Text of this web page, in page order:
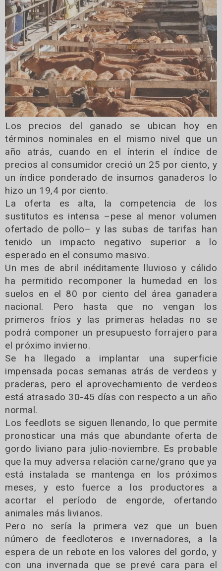
Los precios del ganado se ubican hoy en
términos nominales en el mismo nivel que un
año atrás, cuando en el ínterin el índice de
precios al consumidor creció un 25 por ciento, y
un índice ponderado de insumos ganaderos lo
hizo un 19,4 por ciento.
La oferta es alta, la competencia de los
sustitutos es intensa –pese al menor volumen
ofertado de pollo– y las subas de tarifas han
tenido un impacto negativo superior a lo
esperado en el consumo masivo.
Un mes de abril inéditamente lluvioso y cálido
ha permitido recomponer la humedad en los
suelos en el 80 por ciento del área ganadera
nacional. Pero hasta que no vengan los
primeros fríos y las primeras heladas no se
podrá componer un presupuesto forrajero para
el próximo invierno.
Se ha llegado a implantar una superficie
impensada pocas semanas atrás de verdeos y
praderas, pero el aprovechamiento de verdeos
está atrasado 30-45 días con respecto a un año
normal.
Los feedlots se siguen llenando, lo que permite
pronosticar una más que abundante oferta de
gordo liviano para julio-noviembre. Es probable
que la muy adversa relación carne/grano que ya
está instalada se mantenga en los próximos
meses, y esto fuerce a los productores a
acortar el período de engorde, ofertando
animales más livianos.
Pero no sería la primera vez que un buen
número de feedloteros e invernadores, a la
espera de un rebote en los valores del gordo, y
con una invernada que se prevé cara para el